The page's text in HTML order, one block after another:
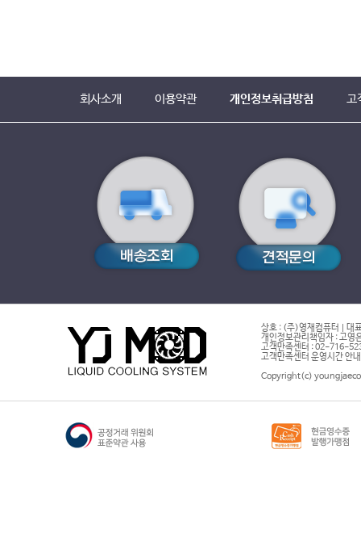
회사소개 이용약관 개인정보취급방침 고
상호 : (주)영재컴퓨터 | 대
개인정보관리책임자 : 고영
고객만족센터 : 02-716-
고객만족센터 운영시간 안
Copyright(c)